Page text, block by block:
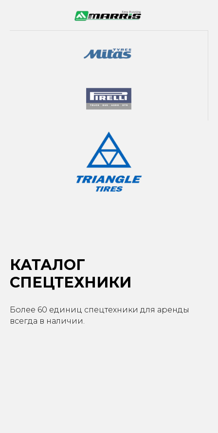
КАТАЛОГ
СПЕЦТЕХНИКИ
Более 60 единиц спецтехники для аренды
всегда в наличии.